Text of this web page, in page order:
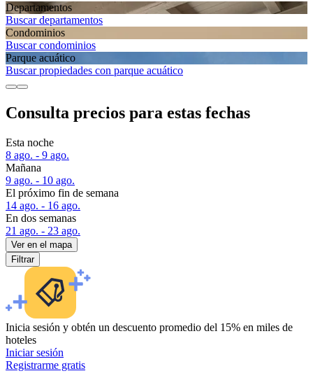
Departamentos
Buscar departamentos
Condominios
Buscar condominios
Parque acuático
Buscar propiedades con parque acuático
Consulta precios para estas fechas
Esta noche
8 ago. - 9 ago.
Mañana
9 ago. - 10 ago.
El próximo fin de semana
14 ago. - 16 ago.
En dos semanas
21 ago. - 23 ago.
Ver en el mapa
Filtrar
Inicia sesión y obtén un descuento promedio del 15% en miles de
hoteles
Iniciar sesión
Registrarme gratis